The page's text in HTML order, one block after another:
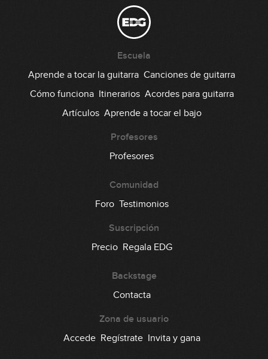
Escuela
Aprende a tocar la guitarra Canciones de guitarra
Cómo funciona Itinerarios Acordes para guitarra
Artículos Aprende a tocar el bajo
Profesores
Profesores
Comunidad
Foro Testimonios
Suscripción
Precio Regala EDG
Backstage
Contacta
Zona de usuario
Accede Regístrate Invita y gana